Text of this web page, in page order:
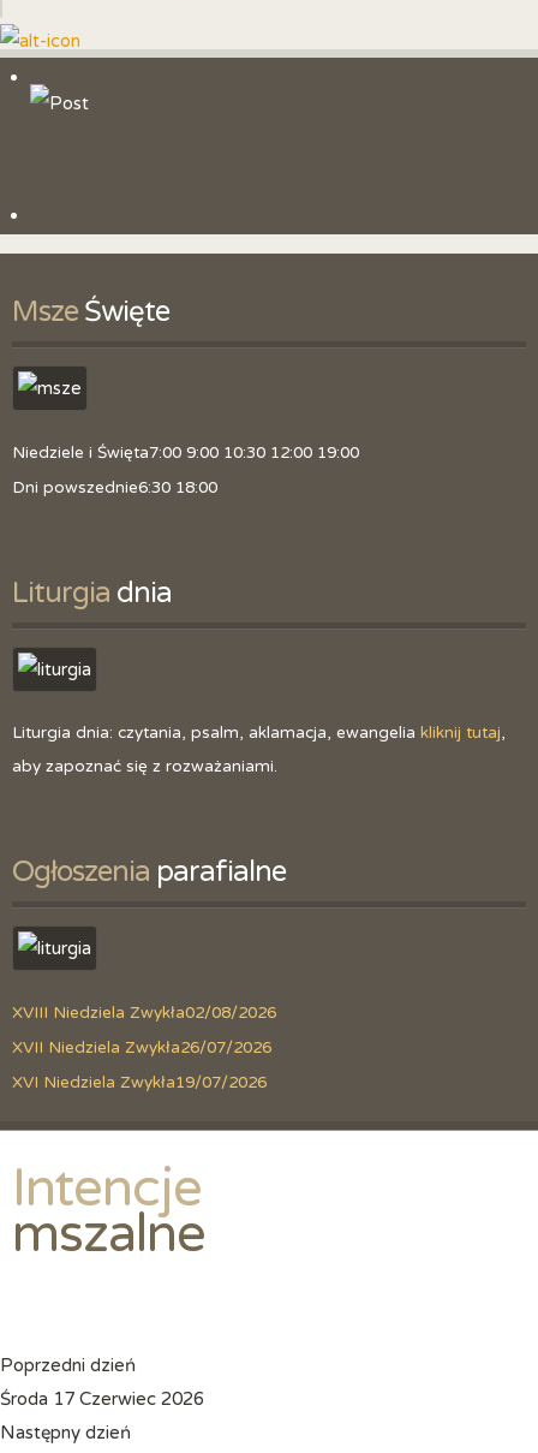
Msze Święte
Niedziele i Święta7:00 9:00 10:30 12:00 19:00
Dni powszednie6:30 18:00
Liturgia dnia
Liturgia dnia: czytania, psalm, aklamacja, ewangelia kliknij tutaj,
aby zapoznać się z rozważaniami.
Ogłoszenia parafialne
XVIII Niedziela Zwykła02/08/2026
XVII Niedziela Zwykła26/07/2026
XVI Niedziela Zwykła19/07/2026
Intencje
mszalne
Poprzedni dzień
Środa 17 Czerwiec 2026
Następny dzień